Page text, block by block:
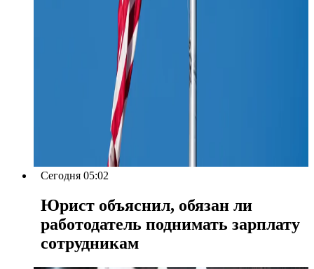
Сегодня 05:02
Юрист объяснил, обязан ли
работодатель поднимать зарплату
сотрудникам